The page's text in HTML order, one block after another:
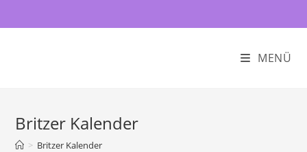
MENÜ
Britzer Kalender
> Britzer Kalender